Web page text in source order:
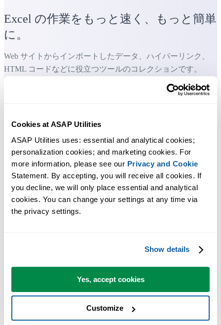
Cookies at ASAP Utilities
ASAP Utilities uses: essential and analytical cookies;
personalization cookies; and marketing cookies. For
more information, please see our Privacy and Cookie
Statement. By accepting, you will receive all cookies. If
you decline, we will only place essential and analytical
cookies. You can change your settings at any time via
the privacy settings.
Show details
Yes, accept cookies
Customize
Excel の作業をもっと速く、もっと簡単
に。
Web サイトからインポートしたデータ、ハイパーリンク、
HTML コードなどに役立つツールのコレクションです。
多くのユーザーは、まずいくつかのツールから使い始めます
多くのユーザーが、やがて ASAP Utilities を毎日使うようにな
ります。
世界中の 28,500 以上の組織で利用されています。
作業時間を短縮する Excel ツール
ASAP Utilities のツールは、時間を節約し、Excel だけではで
ないことを可能にします。